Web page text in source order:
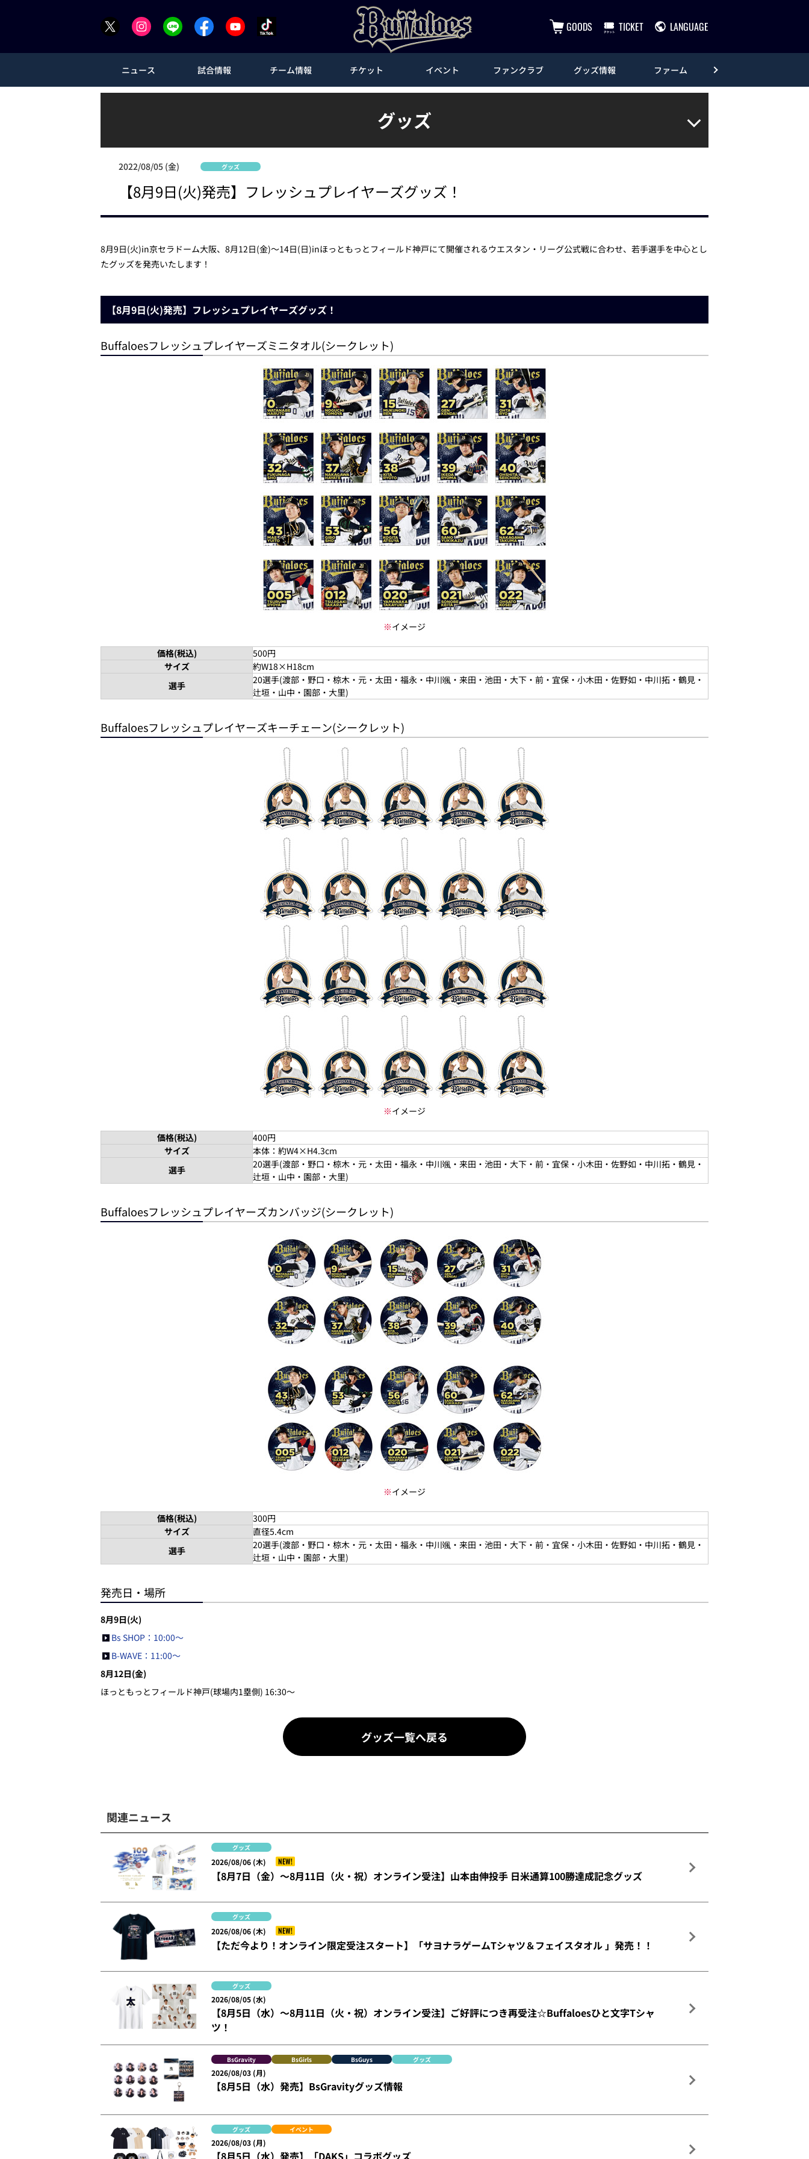
GOODS TICKET LANGUAGE
ニュース 試合情報 チーム情報 チケット イベント ファンクラブ グッズ情報 ファーム
グッズ
2022/08/05 (金) グッズ
【8月9日(火)発売】フレッシュプレイヤーズグッズ！
8月9日(火)in京セラドーム大阪、8月12日(金)～14日(日)inほっともっとフィールド神戸にて開催されるウエスタン・リーグ公式戦に合わせ、若手選手を中心とし
たグッズを発売いたします！
【8月9日(火)発売】フレッシュプレイヤーズグッズ！
Buffaloesフレッシュプレイヤーズミニタオル(シークレット)
※イメージ
価格(税込)
500円
サイズ
約W18×H18cm
選手
20選手(渡部・野口・椋木・元・太田・福永・中川颯・来田・池田・大下・前・宜保・小木田・佐野如・中川拓・鶴見・
辻垣・山中・園部・大里)
Buffaloesフレッシュプレイヤーズキーチェーン(シークレット)
※イメージ
価格(税込)
400円
サイズ
本体：約W4×H4.3cm
選手
20選手(渡部・野口・椋木・元・太田・福永・中川颯・来田・池田・大下・前・宜保・小木田・佐野如・中川拓・鶴見・
辻垣・山中・園部・大里)
Buffaloesフレッシュプレイヤーズカンバッジ(シークレット)
※イメージ
価格(税込)
300円
サイズ
直径5.4cm
選手
20選手(渡部・野口・椋木・元・太田・福永・中川颯・来田・池田・大下・前・宜保・小木田・佐野如・中川拓・鶴見・
辻垣・山中・園部・大里)
発売日・場所
8月9日(火)
Bs SHOP：10:00～
B-WAVE：11:00～
8月12日(金)
ほっともっとフィールド神戸(球場内1塁側) 16:30～
グッズ一覧へ戻る
関連ニュース
グッズ
2026/08/06 (木) NEW!
【8月7日（金）～8月11日（火・祝）オンライン受注】山本由伸投手 日米通算100勝達成記念グッズ
グッズ
2026/08/06 (木) NEW!
【ただ今より！オンライン限定受注スタート】「サヨナラゲームTシャツ＆フェイスタオル 」発売！！
グッズ
2026/08/05 (水)
【8月5日（水）～8月11日（火・祝）オンライン受注】ご好評につき再受注☆Buffaloesひと文字Tシャ
ツ！
BsGravity BsGirls BsGuys グッズ
2026/08/03 (月)
【8月5日（水）発売】BsGravityグッズ情報
グッズ イベント
2026/08/03 (月)
【8月5日（水）発売】「DAKS」コラボグッズ